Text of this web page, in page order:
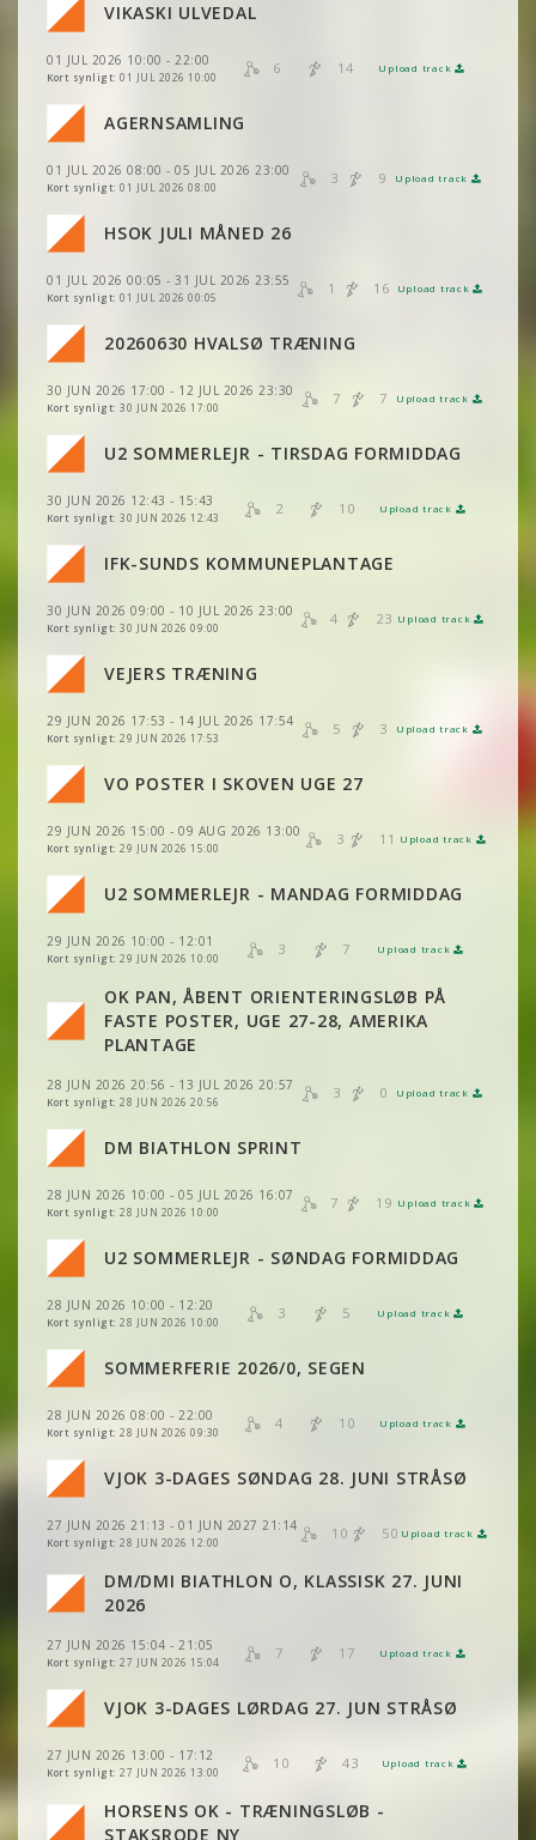
VIKASKI ULVEDAL
01 JUL 2026 10:00 - 22:00
Kort synligt: 01 JUL 2026 10:00
6 14 Upload track
VIS 2DRERUN
VIS 2DRERUN
AGERNSAMLING
01 JUL 2026 08:00 - 05 JUL 2026 23:00
Kort synligt: 01 JUL 2026 08:00
3 9 Upload track
VIS 2DRERUN
VIS 2DRERUN
VIS 2DRERUN
HSOK JULI MÅNED 26
01 JUL 2026 00:05 - 31 JUL 2026 23:55
Kort synligt: 01 JUL 2026 00:05
1 16 Upload track
VIS 2DRERUN
20260630 HVALSØ TRÆNING
30 JUN 2026 17:00 - 12 JUL 2026 23:30
Kort synligt: 30 JUN 2026 17:00
7 7 Upload track
VIS
VIS 2DRERUN
VIS 2DRERUN
VIS 2DRERUN
VIS 2DRERUN
U2 SOMMERLEJR - TIRSDAG FORMIDDAG
30 JUN 2026 12:43 - 15:43
Kort synligt: 30 JUN 2026 12:43
2 10 Upload track
VIS 2DRERUN
VIS 2DRERUN
IFK-SUNDS KOMMUNEPLANTAGE
30 JUN 2026 09:00 - 10 JUL 2026 23:00
Kort synligt: 30 JUN 2026 09:00
4 23 Upload track
VIS
VIS 2DRERUN
VIS 2DRERUN
VIS 2DRERUN
VEJERS TRÆNING
29 JUN 2026 17:53 - 14 JUL 2026 17:54
Kort synligt: 29 JUN 2026 17:53
5 3 Upload track
VIS
VIS 2DRERUN
VIS 2DRERUN
VIS 2DRERUN
VO POSTER I SKOVEN UGE 27
29 JUN 2026 15:00 - 09 AUG 2026 13:00
Kort synligt: 29 JUN 2026 15:00
3 11 Upload track
VIS 2DRERUN
VIS 2DRERUN
VIS 2DRERUN
U2 SOMMERLEJR - MANDAG FORMIDDAG
29 JUN 2026 10:00 - 12:01
Kort synligt: 29 JUN 2026 10:00
3 7 Upload track
VIS 2DRERUN
VIS 2DRERUN
VIS 2DRERUN
OK PAN, ÅBENT ORIENTERINGSLØB PÅ
FASTE POSTER, UGE 27-28, AMERIKA
PLANTAGE
28 JUN 2026 20:56 - 13 JUL 2026 20:57
Kort synligt: 28 JUN 2026 20:56
3 0 Upload track
VIS 2DRERUN
VIS 2DRERUN
DM BIATHLON SPRINT
28 JUN 2026 10:00 - 05 JUL 2026 16:07
Kort synligt: 28 JUN 2026 10:00
7 19 Upload track
VIS 2DRERUN
VIS 2DRERUN
VIS 2DRERUN
VIS 2DRERUN
VIS 2DRERUN
VIS 2DRERUN
VIS 2DRERUN
U2 SOMMERLEJR - SØNDAG FORMIDDAG
28 JUN 2026 10:00 - 12:20
Kort synligt: 28 JUN 2026 10:00
3 5 Upload track
VIS 2DRERUN
VIS 2DRERUN
VIS 2DRERUN
SOMMERFERIE 2026/0, SEGEN
28 JUN 2026 08:00 - 22:00
Kort synligt: 28 JUN 2026 09:30
4 10 Upload track
VIS
VIS 2DRERUN
VIS 2DRERUN
VIS 2DRERUN
VJOK 3-DAGES SØNDAG 28. JUNI STRÅSØ
27 JUN 2026 21:13 - 01 JUN 2027 21:14
Kort synligt: 28 JUN 2026 12:00
10 50 Upload track
2DRERUN
VIS 2DRERUN
VIS 2DRERUN
VIS
VIS
VIS 2DRERUN
VIS 2DRERUN
VIS 2DRERUN
DM/DMI BIATHLON O, KLASSISK 27. JUNI
2026
27 JUN 2026 15:04 - 21:05
Kort synligt: 27 JUN 2026 15:04
7 17 Upload track
VIS
VIS 2DRERUN
VIS 2DRERUN
VIS 2DRERUN
VIS
VIS 2DRERUN
VJOK 3-DAGES LØRDAG 27. JUN STRÅSØ
27 JUN 2026 13:00 - 17:12
Kort synligt: 27 JUN 2026 13:00
10 43 Upload track
VIS 2DRERUN
VIS
VIS
VIS 2DRERUN
VIS 2DRERUN
VIS 2DRERUN
VIS 2DRERUN
VIS 2DRERUN
HORSENS OK - TRÆNINGSLØB -
STAKSRODE NY
VIS 2DRERUN
VIS 2DRERUN
VIS 2DRERUN
VIS 2DRERUN
VIS 2DRERUN